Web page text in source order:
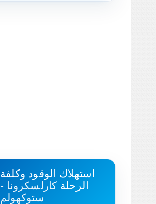
استهلاك الوقود وكلفة
الرحلة كارلسكرونا -
ستوكهولم